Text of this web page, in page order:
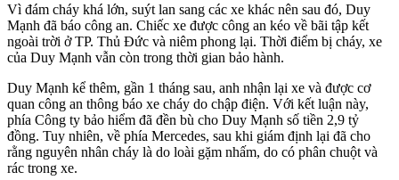
Vì đám cháy khá lớn, suýt lan sang các xe khác nên sau đó, Duy
Mạnh đã báo công an. Chiếc xe được công an kéo về bãi tập kết
ngoài trời ở TP. Thủ Đức và niêm phong lại. Thời điểm bị cháy, xe
của Duy Mạnh vẫn còn trong thời gian bảo hành.
Duy Mạnh kể thêm, gần 1 tháng sau, anh nhận lại xe và được cơ
quan công an thông báo xe cháy do chập điện. Với kết luận này,
phía Công ty bảo hiểm đã đền bù cho Duy Mạnh số tiền 2,9 tỷ
đồng. Tuy nhiên, về phía Mercedes, sau khi giám định lại đã cho
rằng nguyên nhân cháy là do loài gặm nhấm, do có phân chuột và
rác trong xe.